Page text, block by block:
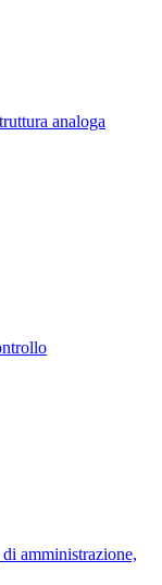
analoga
amministrazione,